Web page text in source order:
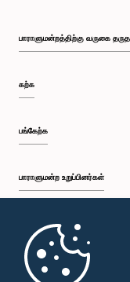
பாராளுமன்றத்திற்கு வருகை
கற்க
பங்கேற்க
பாராளுமன்ற உறுப்பினர்கள்
முதற்பக்கம்